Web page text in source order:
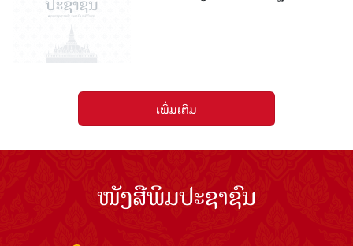
ໜັງສືພິມປະຊາຊົນ
ຖະໜົນກຳແພງເມືອງ ນະຄອນຫຼວງວຽງຈັນ